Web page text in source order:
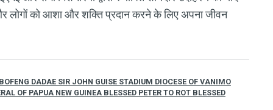
लोगों को आशा और शक्ति प्रदान करने के लिए अपना जीवन
DADAE SIR JOHN GUISE STADIUM DIOCESE OF VANIMO
OF PAPUA NEW GUINEA BLESSED PETER TO ROT BLESSED